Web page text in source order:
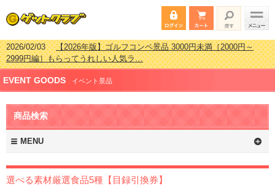
2026/02/03【2026年版】ゴルフコンペ景品 3000円未満［2000円～
2999円編］もらってうれしい人気ラ…
2026/07/15【2026年版】ビンゴゲーム景品おすすめ金額別人気ランキ
ング 更新しました！
【2026年版】ゴルフコンペ景品 3000円未満［2000円～
2026/02/16
新しました！
EVENT GOODS イベント景品
商品検索
MENU
選べる素材厳選食品5種【目録引換券】